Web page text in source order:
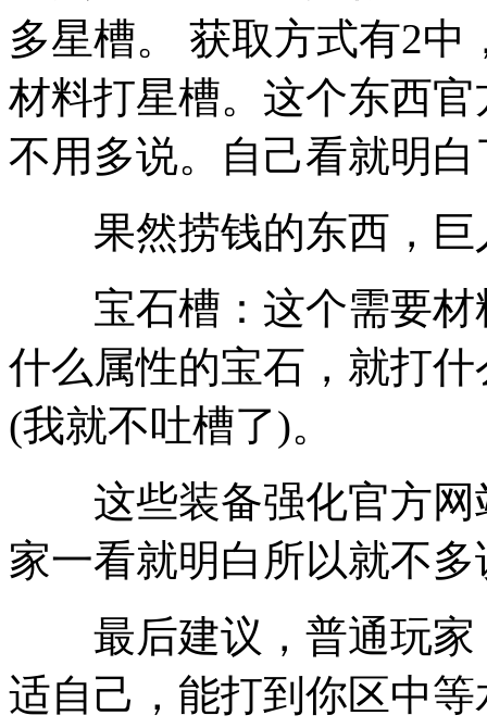
多星槽。 获取方式有2
材料打星槽。这个东西
不用多说。自己看就明白
果然捞钱的东西，巨
宝石槽：这个需要材
什么属性的宝石，就打
(我就不吐槽了)。
这些装备强化官方网
家一看就明白所以就不多
最后建议，普通玩家
适自己，能打到你区中